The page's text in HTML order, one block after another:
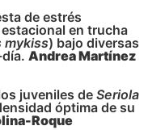
de estrés
en trucha
mykiss) bajo diversas
Andrea Martínez
juveniles deSeriola
óptima de su
Roque